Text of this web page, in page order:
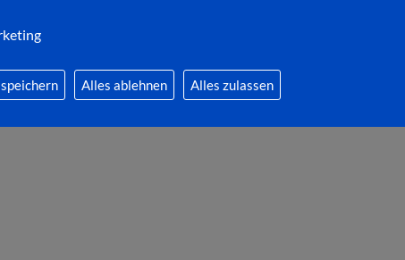
Alles ablehnen Alles zulassen